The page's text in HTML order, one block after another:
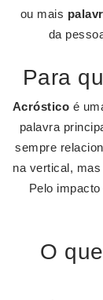
ou mais
da
Para
Acróstico é
palavra
sempre
na vertical,
Pelo
O